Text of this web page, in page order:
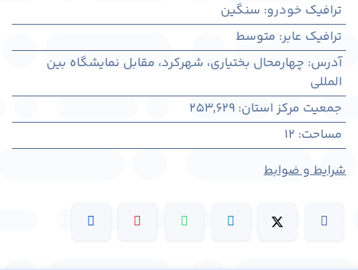
ترافیک خودرو: سنگین
ترافیک عابر: متوسط
آدرس: چهارمحال بختياری، شهركرد، مقابل نمایشگاه بین
المللی
جمعیت مرکز استان:
253,629
مساحت:
12
شرایط و ضوابط